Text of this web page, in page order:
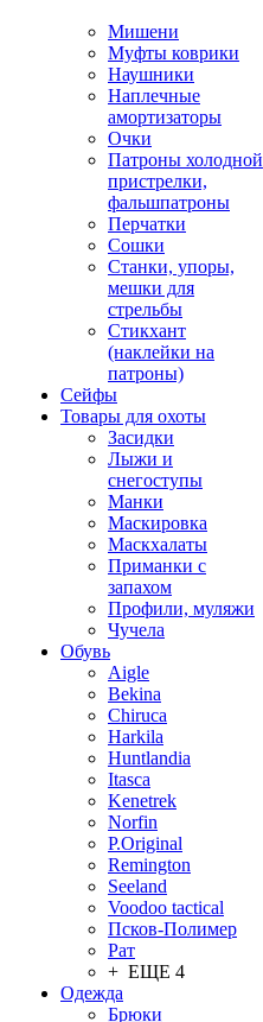
Мишени
Муфты коврики
Наушники
Наплечные
амортизаторы
Очки
Патроны холодной
пристрелки,
фальшпатроны
Перчатки
Сошки
Станки, упоры,
мешки для
стрельбы
Стикхант
(наклейки на
патроны)
Сейфы
Товары для охоты
Засидки
Лыжи и
снегоступы
Манки
Маскировка
Маскхалаты
Приманки с
запахом
Профили, муляжи
Чучела
Обувь
Aigle
Bekina
Chiruсa
Harkila
Huntlandia
Itasca
Kenetrek
Norfin
P.Original
Remington
Seeland
Voodoo tactical
Псков-Полимер
Рат
+ ЕЩЕ 4
Одежда
Брюки